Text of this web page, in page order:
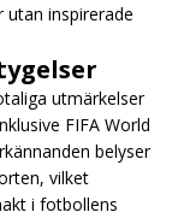
utan inspirerade
utmärkelser
FIFA World
belyser
vilket
i fotbollens